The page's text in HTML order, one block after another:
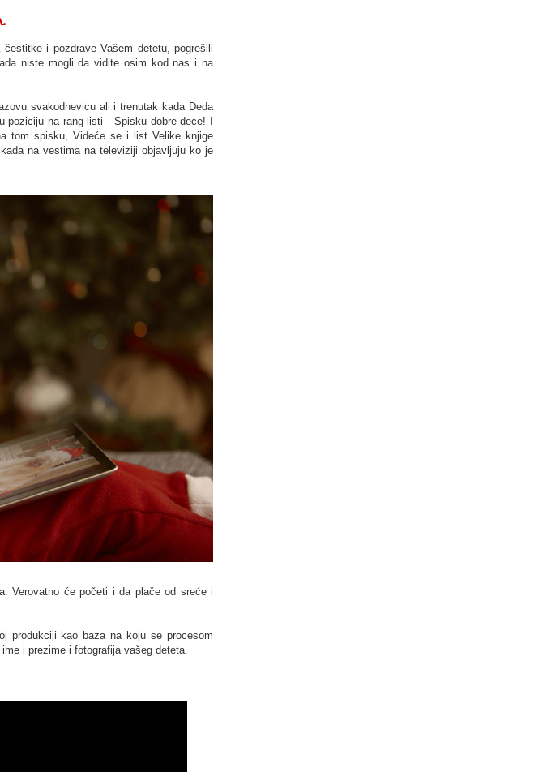
i pozdrave Vašem detetu, pogrešili
niste mogli da vidite osim kod nas i na
svakodnevicu ali i trenutak kada Deda
poziciju na rang listi - Spisku dobre dece! I
tom spisku, Videće se i list Velike knjige
na vestima na televiziji objavljuju ko je
Verovatno će početi i da plače od sreće i
produkciji kao baza na koju se procesom
i prezime i fotografija vašeg deteta.